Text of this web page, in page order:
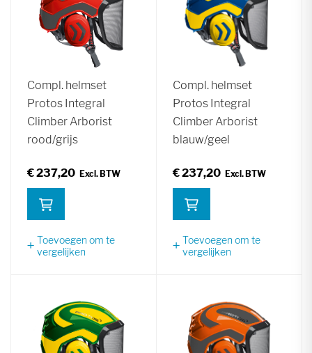
Compl. helmset
Protos Integral
Climber Arborist
rood/grijs
€ 237,20
Toevoegen om te
vergelijken
Compl. helmset
Protos Integral
Climber Arborist
blauw/geel
€ 237,20
Toevoegen om te
vergelijken